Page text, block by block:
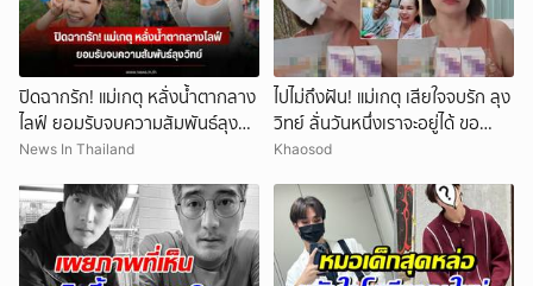
ปิดฉากรัก! แม่เกตุ หลั่งน้ำตากลาง
ไลฟ์ ยอมรับจบความสัมพันธ์ลุง
วิทย์
News In Thailand
ไปไม่ถึงฝัน! แม่เกตุ เสียใจจบรัก ลุง
วิทย์ ลั่นวันหนึ่งเราจะอยู่ได้ ขอ
กำลังใจให้ทั้งสองฝ่าย
Khaosod